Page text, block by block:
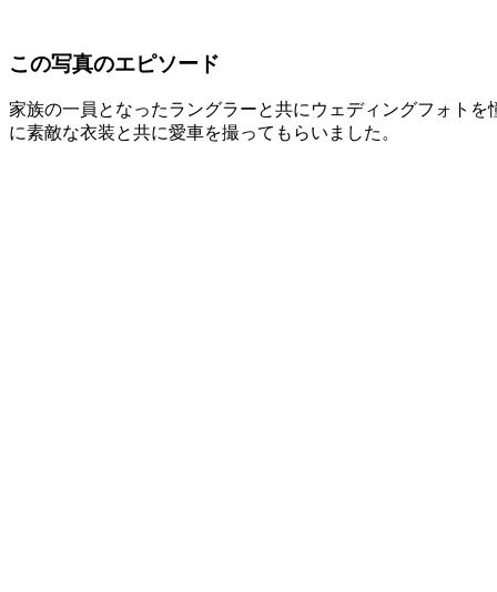
この写真のエピソード
家族の一員となったラングラーと共にウェディングフォト
に素敵な衣装と共に愛車を撮ってもらいました。